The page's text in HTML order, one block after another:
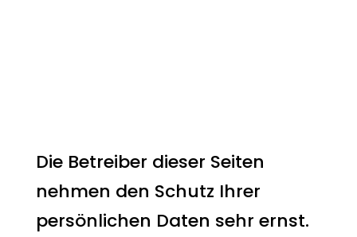
Die Betreiber dieser Seiten
nehmen den Schutz Ihrer
persönlichen Daten sehr ernst.